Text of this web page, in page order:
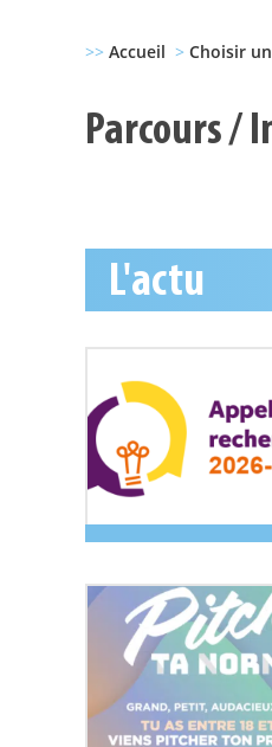
>> Accueil > Choisir
Parcours /
L'actu